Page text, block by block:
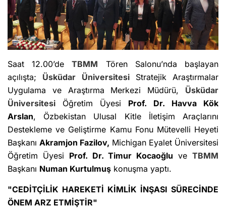
Saat 12.00’deTBMM Tören Salonu’nda başlayan
açılışta; Üsküdar ÜniversitesiStratejik Araştırmalar
Uygulama ve Araştırma Merkezi Müdürü, Üsküdar
Üniversitesi Öğretim Üyesi Prof. Dr. Havva Kök
Arslan, Özbekistan Ulusal Kitle İletişim Araçlarını
Destekleme ve Geliştirme Kamu Fonu Mütevelli Heyeti
Başkanı Akramjon Fazilov, Michigan Eyalet Üniversitesi
Öğretim Üyesi Prof. Dr. Timur Kocaoğlu veTBMM
Başkanı Numan Kurtulmuş konuşma yaptı.
"CEDİTÇİLİK HAREKETİ KİMLİK İNŞASI SÜRECİNDE
ÖNEM ARZ ETMİŞTİR"